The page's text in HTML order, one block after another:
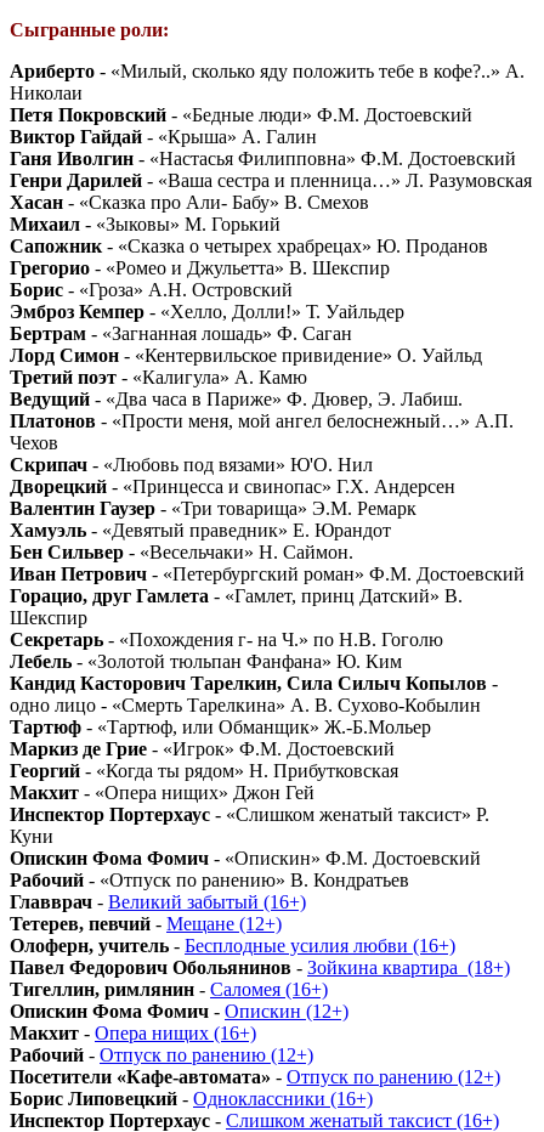
Сыгранные роли:
Ариберто - «Милый, сколько яду положить тебе в кофе?..» А.
Николаи
Петя Покровский - «Бедные люди» Ф.М. Достоевский
Виктор Гайдай - «Крыша» А. Галин
Ганя Иволгин - «Настасья Филипповна» Ф.М. Достоевский
Генри Дарилей - «Ваша сестра и пленница…» Л. Разумовская
Хасан - «Сказка про Али- Бабу» В. Смехов
Михаил - «Зыковы» М. Горький
Сапожник - «Сказка о четырех храбрецах» Ю. Проданов
Грегорио - «Ромео и Джульетта» В. Шекспир
Борис - «Гроза» А.Н. Островский
Эмброз Кемпер - «Хелло, Долли!» Т. Уайльдер
Бертрам - «Загнанная лошадь» Ф. Саган
Лорд Симон - «Кентервильское привидение» О. Уайльд
Третий поэт - «Калигула» А. Камю
Ведущий - «Два часа в Париже» Ф. Дювер, Э. Лабиш.
Платонов - «Прости меня, мой ангел белоснежный…» А.П.
Чехов
Скрипач - «Любовь под вязами» Ю'О. Нил
Дворецкий - «Принцесса и свинопас» Г.Х. Андерсен
Валентин Гаузер - «Три товарища» Э.М. Ремарк
Хамуэль - «Девятый праведник» Е. Юрандот
Бен Сильвер - «Весельчаки» Н. Саймон.
Иван Петрович - «Петербургский роман» Ф.М. Достоевский
Горацио, друг Гамлета - «Гамлет, принц Датский» В.
Шекспир
Секретарь - «Похождения г- на Ч.» по Н.В. Гоголю
Лебель - «Золотой тюльпан Фанфана» Ю. Ким
Кандид Касторович Тарелкин, Сила Силыч Копылов -
одно лицо - «Смерть Тарелкина» А. В. Сухово-Кобылин
Тартюф - «Тартюф, или Обманщик» Ж.-Б.Мольер
Маркиз де Грие - «Игрок» Ф.М. Достоевский
Георгий - «Когда ты рядом» Н. Прибутковская
Макхит - «Опера нищих» Джон Гей
Инспектор Портерхаус - «Слишком женатый таксист» Р.
Куни
Опискин Фома Фомич - «Опискин» Ф.М. Достоевский
Рабочий - «Отпуск по ранению» В. Кондратьев
Главврач - Великий забытый (16+)
Тетерев, певчий - Мещане (12+)
Олоферн, учитель - Бесплодные усилия любви (16+)
Павел Федорович Обольянинов - Зойкина квартира_(18+)
Тигеллин, римлянин - Саломея (16+)
Опискин Фома Фомич - Опискин (12+)
Макхит - Опера нищих (16+)
Рабочий - Отпуск по ранению (12+)
Посетители «Кафе-автомата» - Отпуск по ранению (12+)
Борис Липовецкий - Одноклассники (16+)
Инспектор Портерхаус - Слишком женатый таксист (16+)